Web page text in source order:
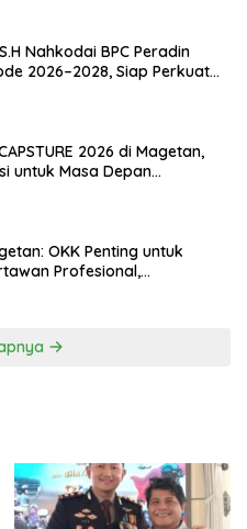
Nahkodai BPC Peradin
2026–2028, Siap Perkuat
2026 di Magetan,
untuk Masa Depan
OKK Penting untuk
Profesional,